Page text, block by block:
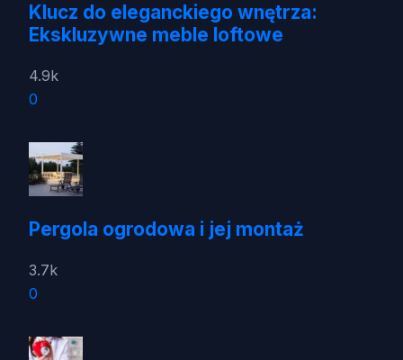
Klucz do eleganckiego wnętrza:
Ekskluzywne meble loftowe
4.9k
0
Pergola ogrodowa i jej montaż
3.7k
0